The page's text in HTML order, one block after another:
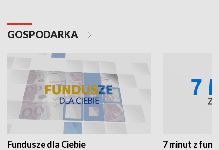
GOSPODARKA
Fundusze dla Ciebie 7 minut z